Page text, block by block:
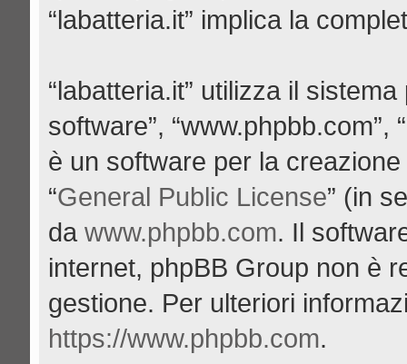
“labatteria.it” implica la
“labatteria.it” utilizza il
software”, “www.phpbb.com”,
è un software per la
“General Public License” (in
da www.phpbb.com. Il
internet, phpBB Group non è
gestione. Per ulteriori
https://www.phpbb.com.